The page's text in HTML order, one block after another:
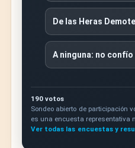
De las Heras
A ninguna: no
190 votos
Sondeo abierto de participación
es una encuesta representativa
Ver todas las encuestas y